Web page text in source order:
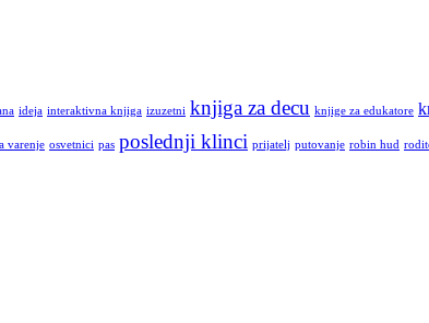
ideja interaktivna knjiga izuzetni knjiga za decu knjige za edukatore
varenje osvetnici pas poslednji klinci prijatelj putovanje robin hud